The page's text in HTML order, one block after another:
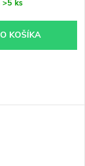
>5 ks
KOŠÍKA